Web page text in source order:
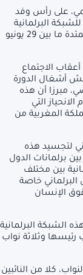
على رأس وفد
البرلمانية
لدول حركة عدم الانحياز، الذي ينعقد في الفترة الممتدة ما بين 29 يونيو
الاجتماع
أشغال الدورة
مبرزا أن هذه
التي
1955، وكانت المملكة المغربية من
لتجسيد هذه
برلمانات الدول
بين مختلف
البرلماني خاصة
الإنسان
الشبكة البرلمانية
وثلاثة نواب
كلا من النائبين